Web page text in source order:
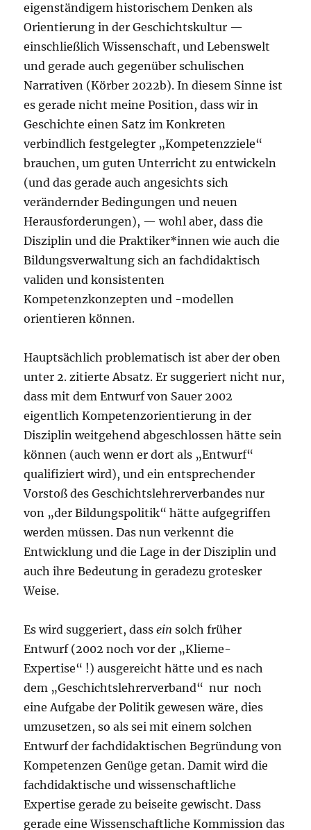
eigenständigem historischem Denken als
Orientierung in der Geschichtskultur —
einschließlich Wissenschaft, und Lebenswelt
und gerade auch gegenüber schulischen
Narrativen (Körber 2022b). In diesem Sinne ist
es gerade nicht meine Position, dass wir in
Geschichte einen Satz im Konkreten
verbindlich festgelegter „Kompetenzziele“
brauchen, um guten Unterricht zu entwickeln
(und das gerade auch angesichts sich
verändernder Bedingungen und neuen
Herausforderungen), — wohl aber, dass die
Disziplin und die Praktiker*innen wie auch die
Bildungsverwaltung sich an fachdidaktisch
validen und konsistenten
Kompetenzkonzepten und -modellen
orientieren können.
Hauptsächlich problematisch ist aber der oben
unter 2. zitierte Absatz. Er suggeriert nicht nur,
dass mit dem Entwurf von Sauer 2002
eigentlich Kompetenzorientierung in der
Disziplin weitgehend abgeschlossen hätte sein
können (auch wenn er dort als „Entwurf“
qualifiziert wird), und ein entsprechender
Vorstoß des Geschichtslehrerverbandes nur
von „der Bildungspolitik“ hätte aufgegriffen
werden müssen. Das nun verkennt die
Entwicklung und die Lage in der Disziplin und
auch ihre Bedeutung in geradezu grotesker
Weise.
Es wird suggeriert, dassein solch früher
Entwurf (2002 noch vor der „Klieme-
Expertise“ !) ausgereicht hätte und es nach
dem „Geschichtslehrerverband“ nur noch
eine Aufgabe der Politik gewesen wäre, dies
umzusetzen, so als sei mit einem solchen
Entwurf der fachdidaktischen Begründung von
Kompetenzen Genüge getan. Damit wird die
fachdidaktische und wissenschaftliche
Expertise gerade zu beiseite gewischt. Dass
gerade eine Wissenschaftliche Kommission das